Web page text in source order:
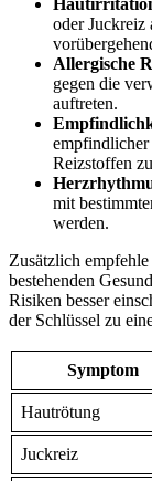
oder Juckreiz
Allergische
gegen die
auftreten.
empfindlicher
Reizstoffen
mit
werden.
Zusätzlich
bestehenden
Risiken besser
der ⁣Schlüssel zu
Symptom
Hautrötung
Juckreiz